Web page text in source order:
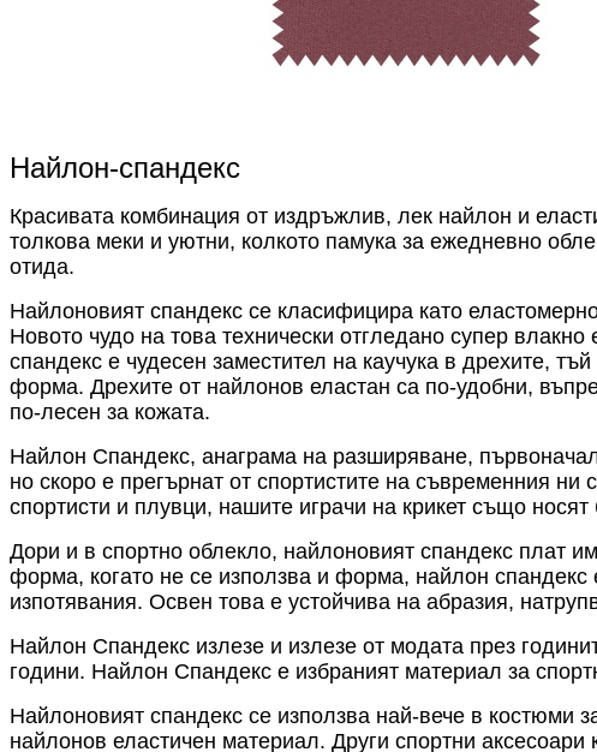
Найлон-спандекс
Красивата комбинация от издръжлив, лек найлон и
толкова меки и уютни, колкото памука за ежедневно
отида.
Найлоновият спандекс се класифицира като
Новото чудо на това технически отгледано супер
спандекс е чудесен заместител на каучука в дрехите,
форма. Дрехите от найлонов еластан са по-удобни,
по-лесен за кожата.
Найлон Спандекс, анаграма на разширяване,
но скоро е прегърнат от спортистите на съвременния
спортисти и плувци, нашите играчи на крикет също
Дори и в спортно облекло, найлоновият спандекс плат
форма, когато не се използва и форма, найлон спандекс
изпотявания. Освен това е устойчива на абразия,
Найлон Спандекс излезе и излезе от модата през
години. Найлон Спандекс е избраният материал за
Найлоновият спандекс се използва най-вече в костюми
найлонов еластичен материал. Други спортни